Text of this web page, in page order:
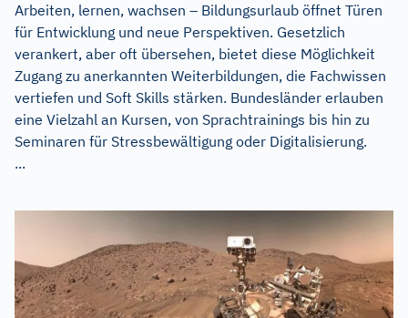
Arbeiten, lernen, wachsen – Bildungsurlaub öffnet Türen
für Entwicklung und neue Perspektiven. Gesetzlich
verankert, aber oft übersehen, bietet diese Möglichkeit
Zugang zu anerkannten Weiterbildungen, die Fachwissen
vertiefen und Soft Skills stärken. Bundesländer erlauben
eine Vielzahl an Kursen, von Sprachtrainings bis hin zu
Seminaren für Stressbewältigung oder Digitalisierung.
...